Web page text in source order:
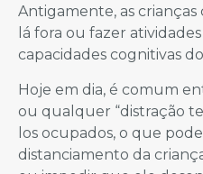
Antigamente, as
lá fora ou fazer
capacidades cognitivas
Hoje em dia, é comum
ou qualquer “distração
los ocupados, o que
distanciamento da